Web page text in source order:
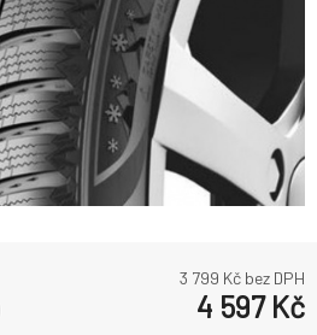
3 799 Kč bez DPH
4 597Kč